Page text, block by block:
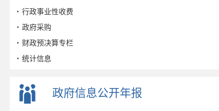
行政事业性收费
政府采购
财政预决算专栏
统计信息
事业单位招考
公示公告
政府信息公开年报